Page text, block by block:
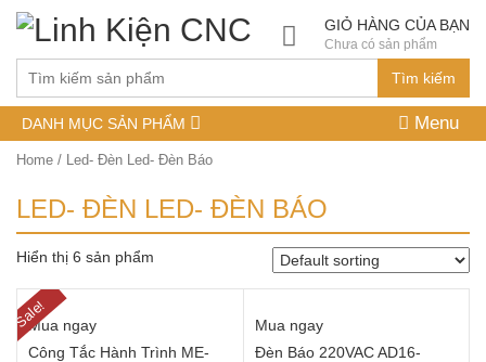
Tìm kiếm
GIỎ HÀNG CỦA BẠN
Chưa có sản phẩm
DANH MỤC SẢN PHẨM Menu
Home / Led- Đèn Led- Đèn Báo
LED- ĐÈN LED- ĐÈN BÁO
Hiển thị 6 sản phẩm
Sale!
Mua ngay
Công Tắc Hành Trình ME-
Mua ngay
Đèn Báo 220VAC AD16-